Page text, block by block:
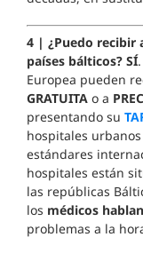
4 | ¿Puedo recibir
países bálticos? SÍ
Europea pueden
GRATUITA o a
presentando su
hospitales
estándares
hospitales están
las repúblicas
los médicos
problemas a la